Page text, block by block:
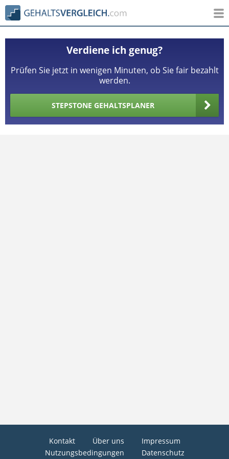
Verdiene ich genug?
Prüfen Sie jetzt in wenigen Minuten, ob Sie fair bezahlt
werden.
STEPSTONE GEHALTSPLANER
Kontakt Über uns
Impressum
Nutzungsbedingungen
Datenschutz